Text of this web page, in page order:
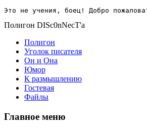
Это не учения, боец! Добро
Полигон DISc0nNecT'a
Полигон
Уголок писателя
Он и Она
Юмор
К размышлению
Гостевая
Файлы
Главное меню